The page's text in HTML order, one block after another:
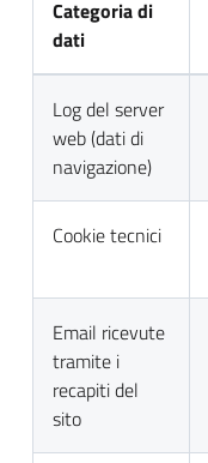
Categoria di
dati
Log del server
web (dati di
navigazione)
Cookie tecnici
Email ricevute
tramite i
recapiti del
sito